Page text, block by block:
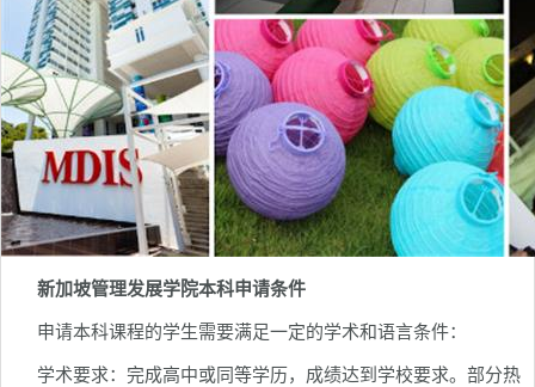
新加坡管理发展学院本科申请条件
申请本科课程的学生需要满足一定的学术和语言条件：
学术要求：完成高中或同等学历，成绩达到学校要求。部分热